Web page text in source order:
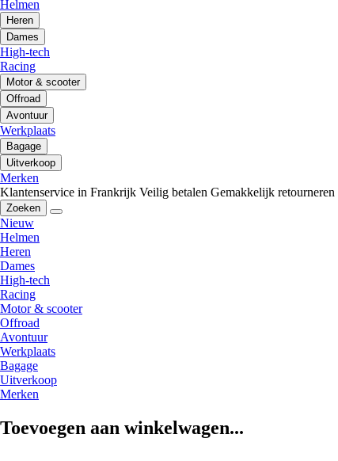
Helmen
Heren
Dames
High-tech
Racing
Motor & scooter
Offroad
Avontuur
Werkplaats
Bagage
Uitverkoop
Merken
Klantenservice in Frankrijk Veilig betalen Gemakkelijk retourneren
Zoeken
Nieuw
Helmen
Heren
Dames
High-tech
Racing
Motor & scooter
Offroad
Avontuur
Werkplaats
Bagage
Uitverkoop
Merken
Toevoegen aan winkelwagen...